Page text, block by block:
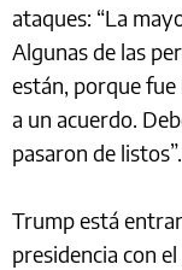
ataques: “La
Algunas de las
están, porque
a un acuerdo.
pasaron de listos”.
Trump está
presidencia con